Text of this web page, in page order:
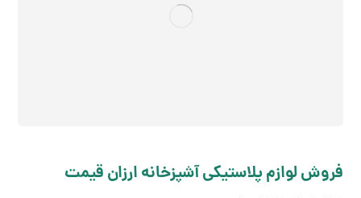
فروش لوازم پلاستیکی آشپزخانه ارزان قیمت